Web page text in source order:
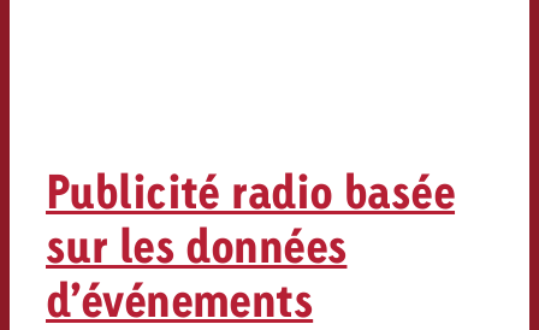
Publicité radio basée
sur les données
d’événements